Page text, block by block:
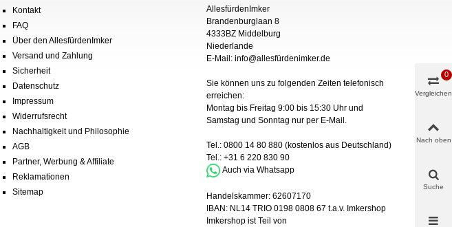
Kontakt
FAQ
Über den AllesfürdenImker
Versand und Zahlung
Sicherheit
Datenschutz
Impressum
Widerrufsrecht
Nachhaltigkeit und Philosophie
AGB
Partner, Werbung & Affiliate
Reklamationen
Sitemap
AllesfürdenImker
Brandenburglaan 8
4333BZ Middelburg
Niederlande
E-Mail: info@allesfürdenimker.de
Sie können uns zu folgenden Zeiten telefonisch
erreichen:
Montag bis Freitag 9:00 bis 15:30 Uhr und
Samstag und Sonntag nur per E-Mail .
Tel.: 0800 14 80 880 (kostenlos aus Deutschland)
Tel.: +31 6 220 830 90
Auch via Whatsapp
Handelskammer: 62607170
IBAN: NL14 TRIO 0198 0808 67 t.a.v. Imkershop
Imkershop ist Teil von
Vergleichen
0
Nach oben
Suche